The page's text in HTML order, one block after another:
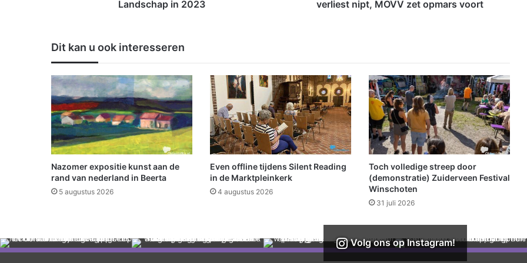
s
v
a
n
H
e
t
G
r
o
n
i
r
L
Landschap in 2023
r
v
o
e
t
b
a
l
:
W
e
verliest nipt, MOVV zet opmars voort
Dit kan u ook interesseren
Nazomer expositie kunst aan de
rand van nederland in Beerta
5 augustus 2026
Even offline tijdens Silent Reading
in de Marktpleinkerk
4 augustus 2026
Toch volledige streep door
(demonstratie) Zuiderveen Festival
Winschoten
31 juli 2026
Volg ons op Instagram!